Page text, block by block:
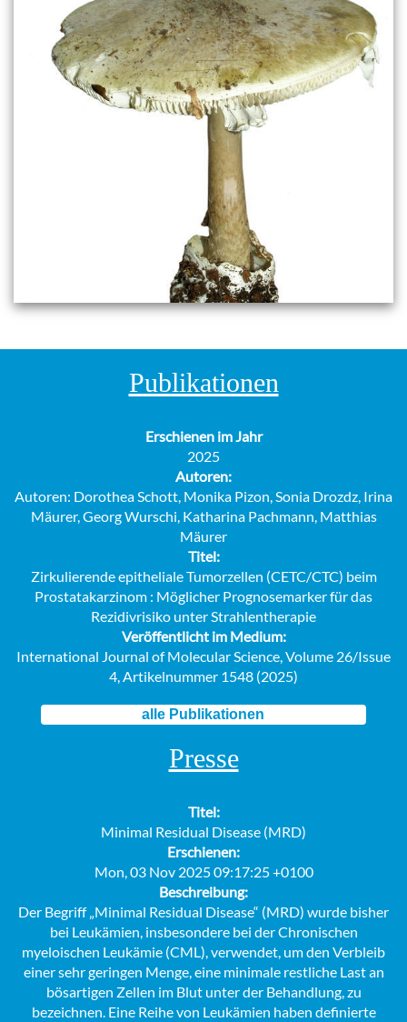
Publikationen
Erschienen im Jahr
2025
Autoren:
Autoren: Dorothea Schott, Monika Pizon, Sonia Drozdz, Irina
Mäurer, Georg Wurschi, Katharina Pachmann, Matthias
Mäurer
Titel:
Zirkulierende epitheliale Tumorzellen (CETC/CTC) beim
Prostatakarzinom : Möglicher Prognosemarker für das
Rezidivrisiko unter Strahlentherapie
Veröffentlicht im Medium:
International Journal of Molecular Science, Volume 26/Issue
4, Artikelnummer 1548 (2025)
alle Publikationen
Presse
Titel:
Minimal Residual Disease (MRD)
Erschienen:
Mon, 03 Nov 2025 09:17:25 +0100
Beschreibung:
Der Begriff „Minimal Residual Disease“ (MRD) wurde bisher
bei Leukämien, insbesondere bei der Chronischen
myeloischen Leukämie (CML), verwendet, um den Verbleib
einer sehr geringen Menge, eine minimale restliche Last an
bösartigen Zellen im Blut unter der Behandlung, zu
bezeichnen. Eine Reihe von Leukämien haben definierte